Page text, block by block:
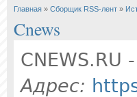
Вы здесь
Главная » Сборщик RSS-лент »
Cnews
CNEWS.RU
Адрес: